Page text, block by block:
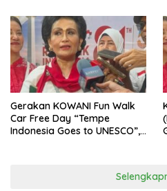
Gerakan KOWANI Fun Walk
Car Free Day “Tempe
Indonesia Goes to UNESCO”,